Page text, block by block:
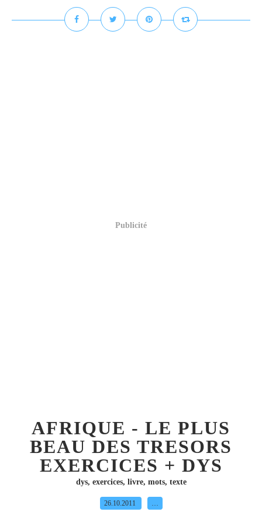
Publicité
AFRIQUE - LE PLUS
BEAU DES TRESORS
EXERCICES + DYS
dys, exercices, livre, mots, texte
26.10.2011 …